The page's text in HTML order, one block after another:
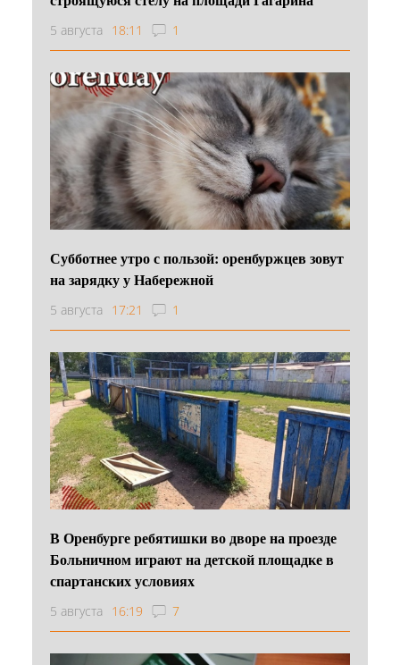
5 августа 18:11 1
Субботнее утро с пользой: оренбуржцев зовут
на зарядку у Набережной
5 августа 17:21 1
В Оренбурге ребятишки во дворе на проезде
Больничном играют на детской площадке в
спартанских условиях
5 августа 16:19 7